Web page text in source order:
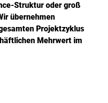
Struktur oder groß
übernehmen
Projektzyklus
Mehrwert im